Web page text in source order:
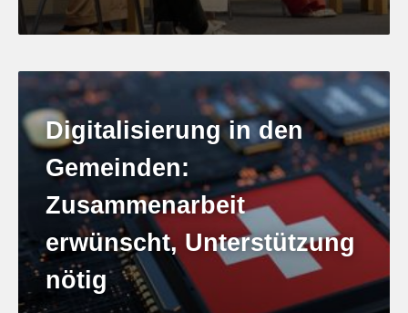
Digitalisierung in den
Gemeinden:
Zusammenarbeit
erwünscht, Unterstützung
nötig